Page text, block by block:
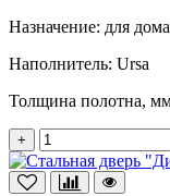
Назначение: для дома
Наполнитель: Ursa
Толщина полотна,
+